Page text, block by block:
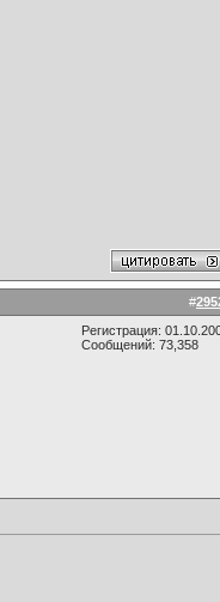
#
Регистрация:
Сообщений: 73,358